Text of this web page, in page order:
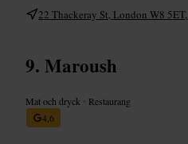
22 Thackeray St, London W8
Maroush
Mat och dryck • Restaurang
4,6